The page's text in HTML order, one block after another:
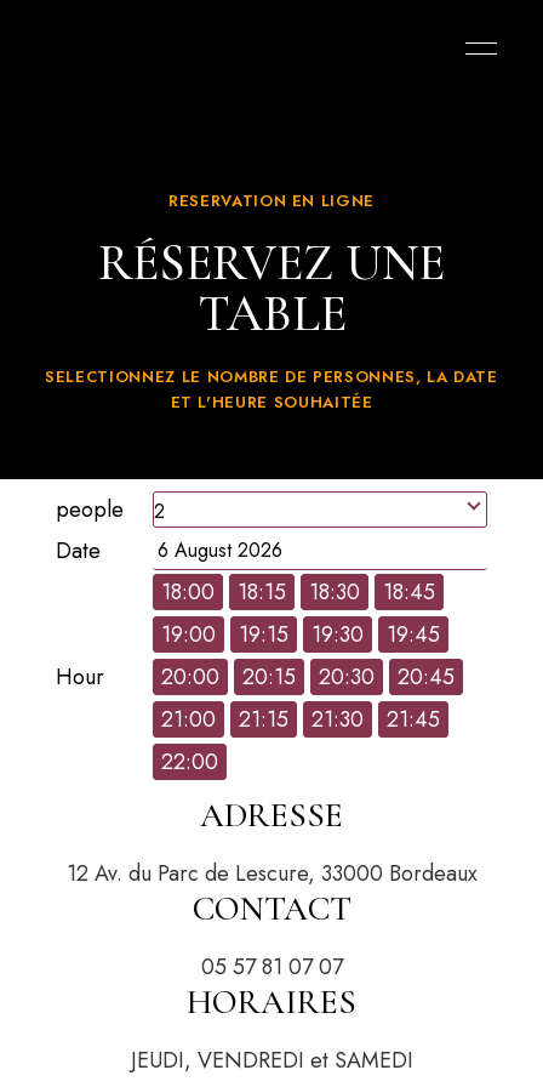
RESERVATION EN LIGNE
RÉSERVEZ UNE
TABLE
SELECTIONNEZ LE NOMBRE DE PERSONNES, LA DATE
ET L'HEURE SOUHAITÉE
people
Date
Hour
18:00 18:15 18:30
18:45
19:00
19:15 19:30
19:45
20:00
20:15 20:30
20:45
21:00
21:15 21:30
21:45
22:00
ADRESSE
12 Av. du Parc de Lescure, 33000 Bordeaux
CONTACT
05 57 81 07 07
HORAIRES
JEUDI, VENDREDI et SAMEDI